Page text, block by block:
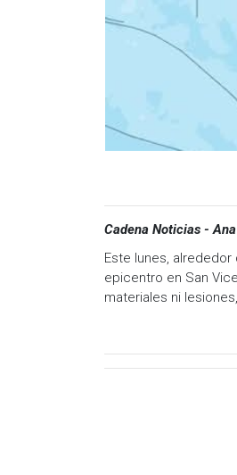
Cadena Noticias -
Este lunes,
epicentro en San
materiales ni
Julio César
dependencia sigue